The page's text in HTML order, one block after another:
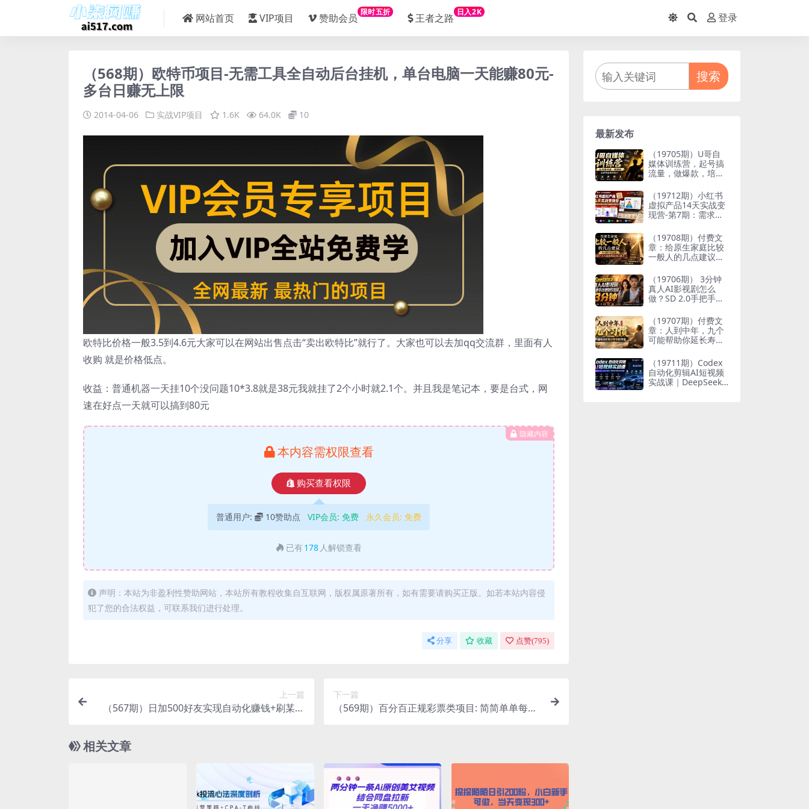
网站首页 VIP项目 赞助会员 限时五折 王者之路 日入2K
登录
（568期）欧特币项目-无需工具全自动后台挂机，单台电脑一天能赚80元-
多台日赚无上限
2014-04-06 实战VIP项目 1.6K 64.0K 10
欧特比价格一般3.5到4.6元大家可以在网站出售点击“卖出欧特比”就行了。大家也可以去加qq交流群，里面有人
收购 就是价格低点。
收益：普通机器一天挂10个没问题10*3.8就是38元我就挂了2个小时就2.1个。并且我是笔记本，要是台式，网
速在好点一天就可以搞到80元
隐藏内容
本内容需权限查看
购买查看权限
普通用户: 10赞助点 VIP会员: 免费 永久会员: 免费
已有 178 人解锁查看
声明：本站为非盈利性赞助网站，本站所有教程收集自互联网，版权属原著所有，如有需要请购买正版。如若本站内容侵
犯了您的合法权益，可联系我们进行处理。
分享 收藏 点赞(795)
上一篇
（567期）日加500好友实现自动化赚钱+刷某网
下一篇
（569期）百分百正规彩票类项目: 简简单单每天
相关文章
搜索
最新发布
（19705期）U哥自
媒体训练营，起号搞
流量，做爆款，培养
（19712期）小红书
虚拟产品14天实战变
现营-第7期：需求挖
品矩阵×内容笔记×一
人公司进阶×全链路
（19708期）付费文
章：给原生家庭比较
一般人的几点建议，
个人与家族代际向上
跃升
（19706期） 3分钟
真人AI影视剧怎么
做？SD 2.0手把手完
eld 14天SD 2.0/2.5
无限生成
（19707期）付费文
章：人到中年，九个
可能帮助你延长寿命
（19711期）Codex
自动化剪辑AI短视频
实战课｜DeepSeek